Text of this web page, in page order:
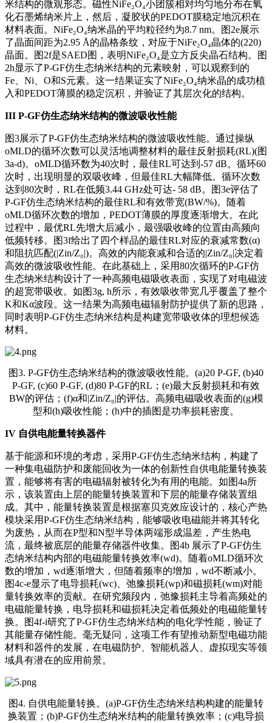
米结构的微观形态。磁性NiFe₂O₄小团簇相对均匀地分布在氧
化石墨烯纳米片上，然后，凝胶状的PEDOT膜稳定地沉积在
材料表面。NiFe₂O₄纳米晶的平均粒径约为8.7 nm。图2e展示
了晶面间距为2.95 Å的晶格条纹，对应于NiFe₂O₄晶体的(220)
晶面。图2f是SAED图，表明NiFe₂O₄是立方反尖晶石结构。图
2h显示了P-GF仿生态纳米结构的元素映射，可以观察到的
Fe、Ni、O和S元素。这一结果证实了NiFe₂O₄纳米晶的成功植
入和PEDOT薄膜的稳定沉积，并验证了其层次化的结构。
III P-GF仿生态纳米结构的微波吸收性能
图3展示了P-GF仿生态纳米结构的微波吸收性能。通过操纵
oMLD的循环次数可以灵活地调整材料的最佳反射损耗(RL)(图
3a-d)。oMLD循环数为40次时，最佳RL可达到-57 dB。循环60
次时，出现明显的双吸收峰，但最佳RL大幅降低。循环次数
达到80次时，RL在低频3.44 GHz处可达- 58 dB。图3e评估了
P-GF仿生态纳米结构的最佳RL和有效带宽(BW/%)。随着
oMLD循环次数的增加，PEDOT薄膜的厚度逐渐增大。在此
过程中，最优RL先增大后减小，最强吸收峰的位置由高频向
低频转移。图3f给出了四个样品的最佳RL对应的衰减常数(α)
和阻抗匹配(|Zin/Z₀|)。高效的内能衰减和合适的|Zin/Z₀|决定着
高效的微波吸收性能。在此基础上，采用80次循环的P-GF仿
生态纳米结构设计了一种高频电磁吸收表面，实现了对电磁波
的超宽带吸收。如图3g, h所示，有效吸收带宽几乎覆盖了整个
K和Kα波段。这一结果为高频电磁辐射防护提供了新的思路，
同时表明P-GF仿生态纳米结构是构建宽带吸收体的理想候选
材料。
图3. P-GF仿生态纳米结构的微波吸收性能。(a)20 P-GF, (b)40
P-GF, (c)60 P-GF, (d)80 P-GF的RL；(e)最大反射损耗和有效
BW的评估；(f)α和|Zin/Z₀|的评估。高频电磁吸收表面的(g)模
型和(h)吸收性能；(h)中的插图是功率损耗密度。
IV 自供电能量转换器件
基于能源和环境的考虑，采用P-GF仿生态纳米结构，构建了
一种集电磁防护和废能回收为一体的创新性自供电能量转换装
置，能够将有害的电磁辐射被转化为有用的电能。如图4a所
示，该装置由上层的能量转换装置和下层的能量存储装置组
成。其中，能量转换装置是根据塞贝克效应设计的，核心产热
模块采用P-GF仿生态纳米结构，能够吸收电磁能并将其转化
为废热，从而在P型和N型半导体两端形成温差，产生热电
流，最终被底层的能量存储器件收集。图4b 展示了P-GF仿生
态纳米结构内部的电磁能量转换效率(wd)。随着oMLD循环次
数的增加，wd逐渐增大，但随着频率的增加，wd不断减小。
图4c-e显示了电导损耗(wc)、弛豫损耗(wp)和磁损耗(wm)对能
量转换效率的贡献。在研究频段内，弛豫损耗主导着高频处的
电磁能量转换，电导损耗和磁损耗决定着低频处的电磁能量转
换。图4f-i研究了P-GF仿生态纳米结构的电化学性能，验证了
其能量存储性能。毫无疑问，这项工作有望推动新型电磁功能
材料和器件的发展，在电磁防护、智能机器人、虚拟现实等领
域具有潜在的应用前景。
图4. 自供电能量转换。(a)P-GF仿生态纳米结构构建的能量转
换装置；(b)P-GF仿生态纳米结构的能量转换效率；(c)电导损